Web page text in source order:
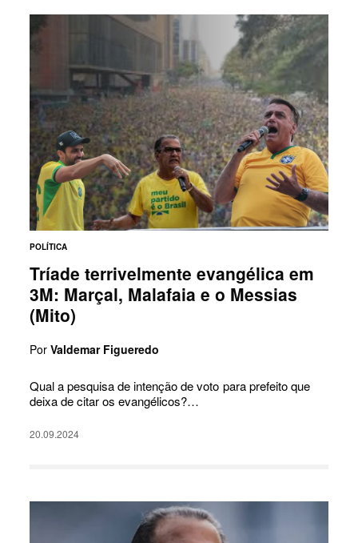
POLÍTICA
Tríade terrivelmente evangélica em
3M: Marçal, Malafaia e o Messias
(Mito)
PorValdemar Figueredo
Qual a pesquisa de intenção de voto para prefeito que
deixa de citar os evangélicos?…
20.09.2024